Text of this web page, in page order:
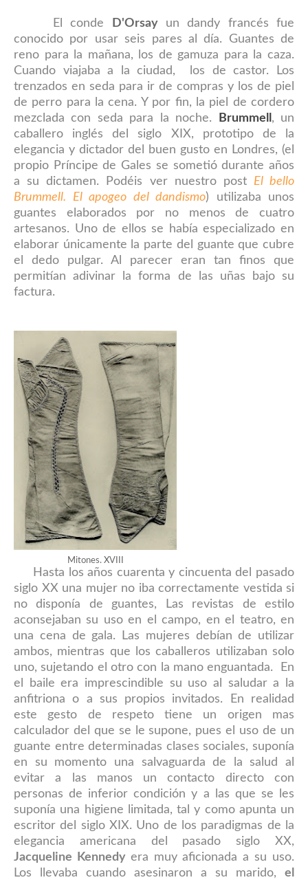
El conde D'Orsayun dandy francés fue
conocido por usar seis pares al día. Guantes de
reno para la mañana, los de gamuza para la caza.
Cuando viajaba a la ciudad, los de castor. Los
trenzados en seda para ir de compras y los de piel
de perro para la cena. Y por fin, la piel de cordero
mezclada con seda para la noche.
Brummell , un
caballero inglés del siglo XIX, prototipo de la
elegancia y dictador del buen gusto en Londres, (el
propio Príncipe de Gales se sometió durante años
a su dictamen. Podéis ver nuestro post El bello
Brummell. El apogeo del dandismo) utilizaba unos
guantes elaborados por no menos de cuatro
artesanos. Uno de ellos se había especializado en
elaborar únicamente la parte del guante que cubre
el dedo pulgar. Al parecer eran tan finos que
permitían adivinar la forma de las uñas bajo su
factura.
Mitones. XVIII
Hasta los años cuarenta y cincuenta del pasado
siglo XX una mujer no iba correctamente vestida si
no disponía de guantes, Las revistas de estilo
aconsejaban su uso en el campo, en el teatro, en
una cena de gala. Las mujeres debían de utilizar
ambos, mientras que los caballeros utilizaban solo
uno, sujetando el otro con la mano enguantada. En
el baile era imprescindible su uso al saludar a la
anfitriona o a sus propios invitados. En realidad
este gesto de respeto tiene un origen mas
calculador del que se le supone, pues el uso de un
guante entre determinadas clases sociales, suponía
en su momento una salvaguarda de la salud al
evitar a las manos un contacto directo con
personas de inferior condición y a las que se les
suponía una higiene limitada, tal y como apunta un
escritor del siglo XIX. Uno de los paradigmas de la
elegancia americana del pasado siglo XX,
Jacqueline Kennedy era muy aficionada a su uso.
Los llevaba cuando asesinaron a su marido, el